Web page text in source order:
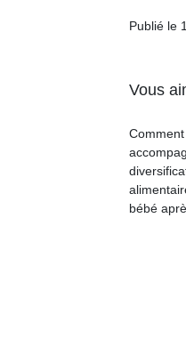
Publié le
Vous
bébé